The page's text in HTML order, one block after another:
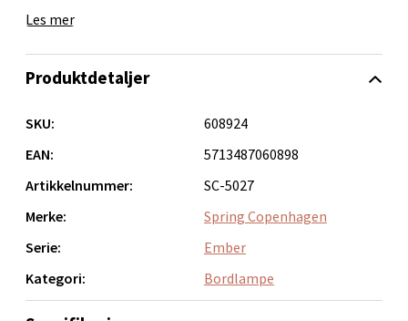
sett den på hjemmekontoret, på sidebordet i stua eller
aluminiums ring.
bunnen av lampen.
Ember er fullt oppladet etter 9 timer, og kan lyse i 15-17
Les mer
Produktdetaljer
SKU:
608924
EAN:
5713487060898
Artikkelnummer:
SC-5027
Merke:
Spring Copenhagen
Serie:
Ember
Kategori:
Bordlampe
Bergen - Oasen Senter
Folke Bernadottes vei 52, 5147 Fyllingsdalen
Åpent i dag 10-21
Oppdal - Aunasenteret
Åpent i dag 10-19